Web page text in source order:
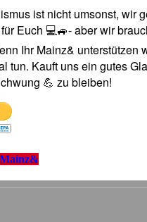
ist nicht umsonst, wir
Euch 💻🚙- aber wir
Ihr Mainz& unterstützen
tun. Kauft uns ein gutes
💪 zu bleiben!